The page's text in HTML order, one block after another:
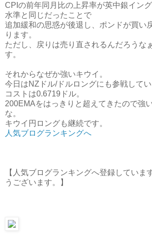
CPIの前年同月比の上昇率が英中銀イン
水準と同じだったことで
追加緩和の思惑が後退し、ポンドが買い
ります。
ただし、戻りは売り直されるんだろうな
す。
それからなぜか強いキウイ。
今日はNZドル/ドルロングにも参戦してい
コストは0.6719ドル。
200EMAをはっきりと超えてきたので強
な。
キウイ円ロングも継続です。
人気ブログランキングへ
【人気ブログランキングへ登録していま
うございます。】